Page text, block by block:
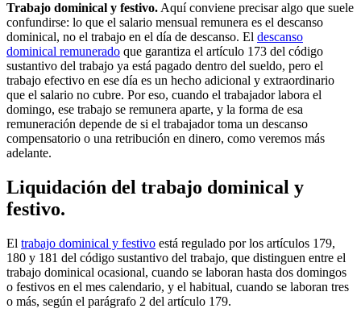
Trabajo dominical y festivo. Aquí conviene precisar algo que suele
confundirse: lo que el salario mensual remunera es el descanso
dominical, no el trabajo en el día de descanso. El descanso
dominical remunerado que garantiza el artículo 173 del código
sustantivo del trabajo ya está pagado dentro del sueldo, pero el
trabajo efectivo en ese día es un hecho adicional y extraordinario
que el salario no cubre. Por eso, cuando el trabajador labora el
domingo, ese trabajo se remunera aparte, y la forma de esa
remuneración depende de si el trabajador toma un descanso
compensatorio o una retribución en dinero, como veremos más
adelante.
Liquidación del trabajo dominical y
festivo.
El trabajo dominical y festivo está regulado por los artículos 179,
180 y 181 del código sustantivo del trabajo, que distinguen entre el
trabajo dominical ocasional, cuando se laboran hasta dos domingos
o festivos en el mes calendario, y el habitual, cuando se laboran tres
o más, según el parágrafo 2 del artículo 179.